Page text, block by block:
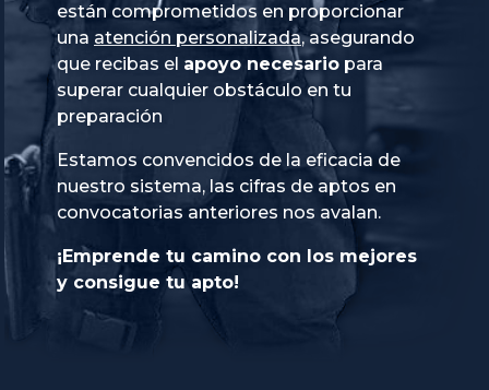
están comprometidos en proporcionar
una atención personalizada, asegurando
que recibas el apoyo necesario para
superar cualquier obstáculo en tu
preparación
Estamos convencidos de la eficacia de
nuestro sistema, las cifras de aptos en
convocatorias anteriores nos avalan.
¡Emprende tu camino con los mejores
y consigue tu apto!